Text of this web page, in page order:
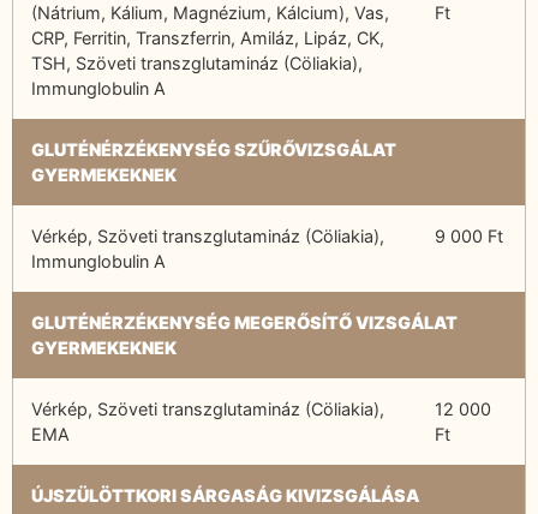
(Nátrium, Kálium, Magnézium, Kálcium), Vas,
CRP, Ferritin, Transzferrin, Amiláz, Lipáz, CK,
TSH, Szöveti transzglutamináz (Cöliakia),
Immunglobulin A
Ft
GLUTÉNÉRZÉKENYSÉG SZŰRŐVIZSGÁLAT
GYERMEKEKNEK
Vérkép, Szöveti transzglutamináz (Cöliakia),
Immunglobulin A
9 000 Ft
GLUTÉNÉRZÉKENYSÉG MEGERŐSÍTŐ VIZSGÁLAT
GYERMEKEKNEK
Vérkép, Szöveti transzglutamináz (Cöliakia),
EMA
12 000
Ft
ÚJSZÜLÖTTKORI SÁRGASÁG KIVIZSGÁLÁSA